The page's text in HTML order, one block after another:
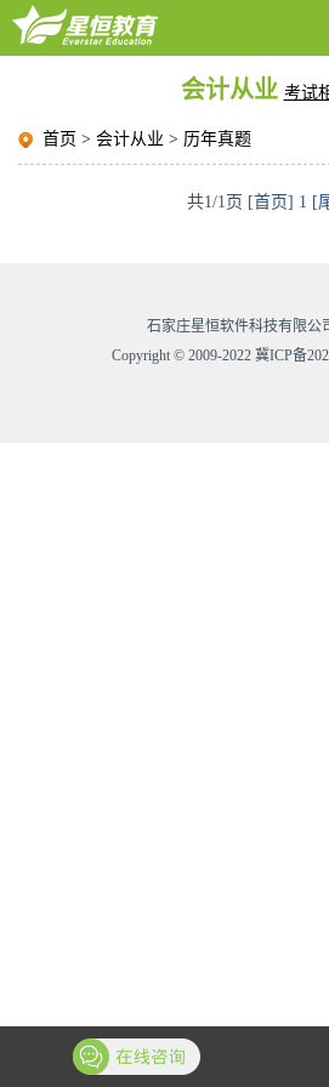
会计从业 考试
首页 > 会计从业 > 历年真题
共1/1页 [首页] 1 [
石家庄星恒软件科技有限公
Copyright © 2009-2022 冀ICP备